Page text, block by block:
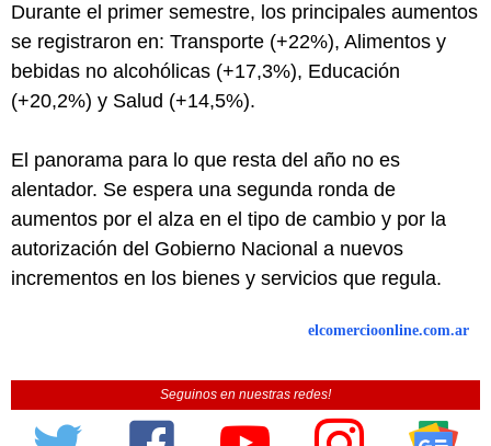
Durante el primer semestre, los principales aumentos
se registraron en: Transporte (+22%), Alimentos y
bebidas no alcohólicas (+17,3%), Educación
(+20,2%) y Salud (+14,5%).
El panorama para lo que resta del año no es
alentador. Se espera una segunda ronda de
aumentos por el alza en el tipo de cambio y por la
autorización del Gobierno Nacional a nuevos
incrementos en los bienes y servicios que regula.
elcomercioonline.com.ar
Seguinos en nuestras redes!